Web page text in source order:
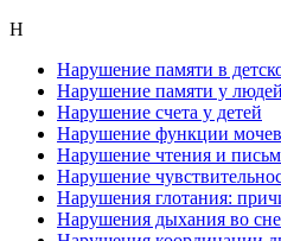
Н
Нарушение памяти в
Нарушение памяти у
Нарушение счета у детей
Нарушение функции
Нарушение чтения и
Нарушение
Нарушения глотания:
Нарушения дыхания во сне